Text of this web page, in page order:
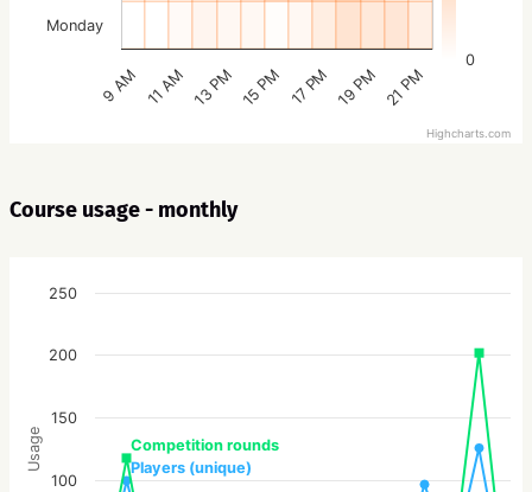
0
9 AM 11 AM 13 PM 15 PM 17 PM 19 PM 21 PM
Monday
Highcharts.com
Course usage - monthly
Usage Players (unique)
Competition rounds
100
150
200
250